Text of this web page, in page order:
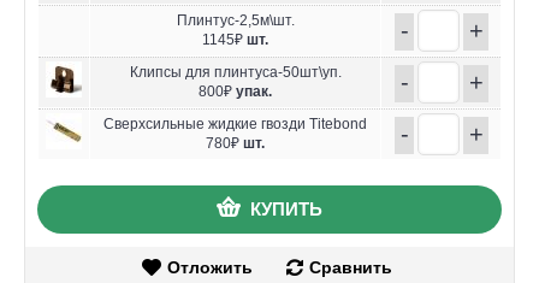
Плинтус-2,5м\шт.
1145₽ шт. - +
Клипсы для плинтуса-50шт\уп.
800₽ упак. - +
Сверхсильные жидкие гвозди Titebond
780₽ шт. - +
КУПИТЬ
Отложить Сравнить